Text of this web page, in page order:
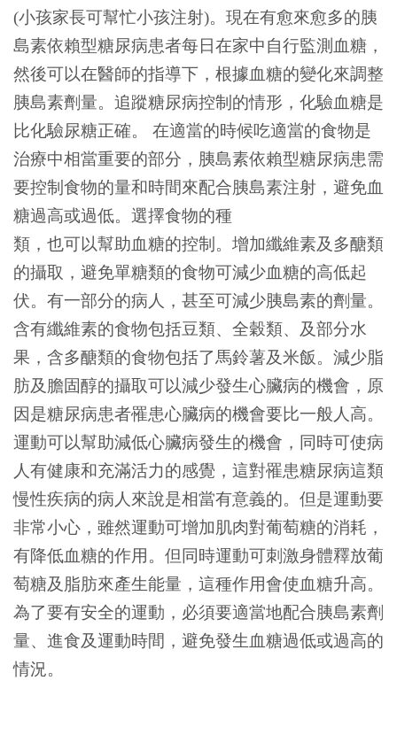
(小孩家長可幫忙小孩注射)。現在有愈來愈多的胰
島素依賴型糖尿病患者每日在家中自行監測血糖，
然後可以在醫師的指導下，根據血糖的變化來調整
胰島素劑量。追蹤糖尿病控制的情形，化驗血糖是
比化驗尿糖正確。 在適當的時候吃適當的食物是
治療中相當重要的部分，胰島素依賴型糖尿病患需
要控制食物的量和時間來配合胰島素注射，避免血
糖過高或過低。選擇食物的種
類，也可以幫助血糖的控制。增加纖維素及多醣類
的攝取，避免單糖類的食物可減少血糖的高低起
伏。有一部分的病人，甚至可減少胰島素的劑量。
含有纖維素的食物包括豆類、全穀類、及部分水
果，含多醣類的食物包括了馬鈴薯及米飯。減少脂
肪及膽固醇的攝取可以減少發生心臟病的機會，原
因是糖尿病患者罹患心臟病的機會要比一般人高。
運動可以幫助減低心臟病發生的機會，同時可使病
人有健康和充滿活力的感覺，這對罹患糖尿病這類
慢性疾病的病人來說是相當有意義的。但是運動要
非常小心，雖然運動可增加肌肉對葡萄糖的消耗，
有降低血糖的作用。但同時運動可刺激身體釋放葡
萄糖及脂肪來產生能量，這種作用會使血糖升高。
為了要有安全的運動，必須要適當地配合胰島素劑
量、進食及運動時間，避免發生血糖過低或過高的
情況。